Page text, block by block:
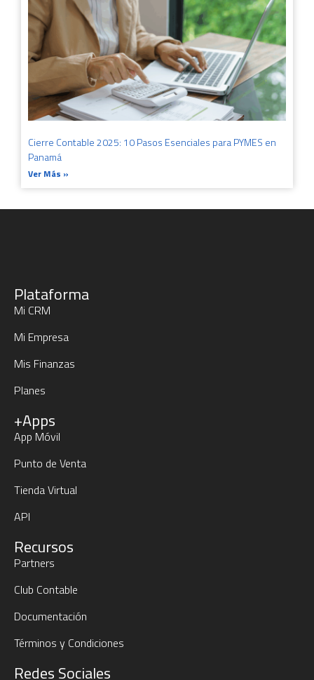
Cierre Contable 2025: 10 Pasos Esenciales para PYMES en
Panamá
Ver Más »
Plataforma
Mi CRM
Mi Empresa
Mis Finanzas
Planes
+Apps
App Móvil
Punto de Venta
Tienda Virtual
API
Recursos
Partners
Club Contable
Documentación
Términos y Condiciones
Redes Sociales